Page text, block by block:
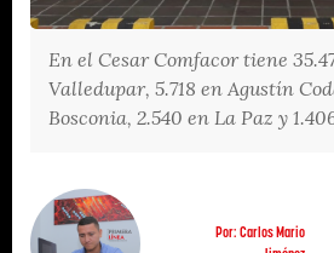
En el Cesar Comfacor tiene
Valledupar, 5.718 en Agustín
Bosconia, 2.540 en La Paz y
Por: Carlos Mario